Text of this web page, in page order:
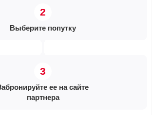
Выберите попутку
ее на сайте
партнера